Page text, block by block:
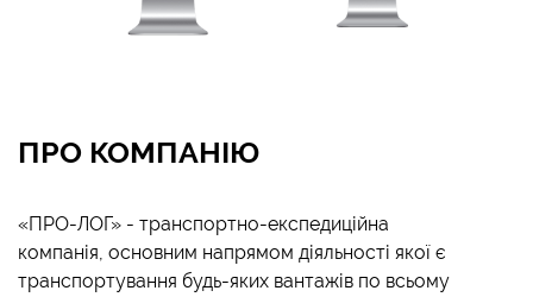
ПРО КОМПАНІЮ
«ПРО-ЛОГ» - транспортно-експедиційна
компанія, основним напрямом діяльності якої є
транспортування будь-яких вантажів по всьому